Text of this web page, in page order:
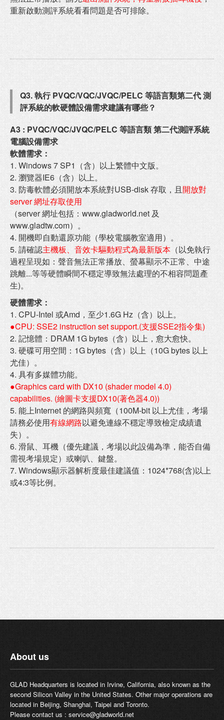
重新啟動測評系統看看問題是否可排除。
Q3.執行 PVQC/VQC/JVQC/PELC 等語言類第二代 測
評系統的軟硬體設備需求建議有哪些？
A3 : PVQC/VQC/JVQC/PELC 等語言類 第二代測評系統
電腦設備需求
軟體需求：
1. Windows 7 SP1（含）以上繁體中文版。
2. 瀏覽器IE6（含）以上。
3. 防毒軟體必須開放本系統對USB-disk 存取，且開放對
server 網址存取使用
（server 網址包括：www.gladworld.net 及
www.gladtw.com）。
4. 開機即自動還原功能（學校電腦教室適用）。
5. 請確認主機板、音效卡驅動程式為最新版本 （以免執行
過程呈現如：聲音無法正常播放、螢幕顯示不正常、中途
跳離...等等硬體瞬間不穩定導致無法處理的不相容問題產
生)。
硬體需求：
1. CPU-Intel 或Amd，至少1.6G Hz（含）以上。
●CPU: SSE2 instruction set support.(支援SSE2指令集)
2. 記憶體：DRAM 1G bytes（含）以上，愈大愈快。
3. 硬碟可用空間：1G bytes（含）以上（10G bytes 以上
尤佳）。
4. 具有多媒體功能。
●Graphics card with DX10 (shader model 4.0)
capabilities. (繪圖卡支援DX10(著色器4.0))
5. 能上Internet 的網路與頻寬（100M-bit 以上尤佳，考場
請務必使用有線網路以避免連線不穩定導致檢定成績遺
失）。
6. 滑鼠、耳機（優先建議，考場以此設備為準，能否自備
需視考場規定）或喇叭、鍵盤。
7. Windows顯示器解析度最佳建議值：1024*768(含)以上
或4:3等比例。
About us
GLAD Headquarters is located in Irvine, California, also known as the
second Silicon Valley in the United States. Other major operations are
located in Beijing, Shanghai, Taipei and Toronto.
Please contact us : service@gladworld.net